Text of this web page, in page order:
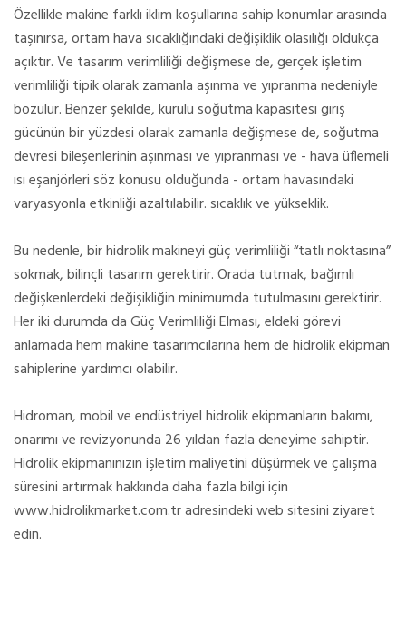
Özellikle makine farklı iklim koşullarına sahip konumlar arasında
taşınırsa, ortam hava sıcaklığındaki değişiklik olasılığı oldukça
açıktır. Ve tasarım verimliliği değişmese de, gerçek işletim
verimliliği tipik olarak zamanla aşınma ve yıpranma nedeniyle
bozulur. Benzer şekilde, kurulu soğutma kapasitesi giriş
gücünün bir yüzdesi olarak zamanla değişmese de, soğutma
devresi bileşenlerinin aşınması ve yıpranması ve - hava üflemeli
ısı eşanjörleri söz konusu olduğunda - ortam havasındaki
varyasyonla etkinliği azaltılabilir. sıcaklık ve yükseklik.
Bu nedenle, bir hidrolik makineyi güç verimliliği “tatlı noktasına”
sokmak, bilinçli tasarım gerektirir. Orada tutmak, bağımlı
değişkenlerdeki değişikliğin minimumda tutulmasını gerektirir.
Her iki durumda da Güç Verimliliği Elması, eldeki görevi
anlamada hem makine tasarımcılarına hem de hidrolik ekipman
sahiplerine yardımcı olabilir.
Hidroman, mobil ve endüstriyel hidrolik ekipmanların bakımı,
onarımı ve revizyonunda 26 yıldan fazla deneyime sahiptir.
Hidrolik ekipmanınızın işletim maliyetini düşürmek ve çalışma
süresini artırmak hakkında daha fazla bilgi için
www.hidrolikmarket.com.tr adresindeki web sitesini ziyaret
edin.